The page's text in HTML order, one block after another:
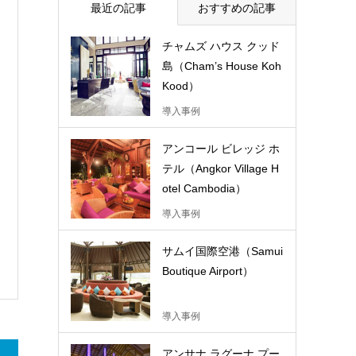
最近の記事 おすすめの記事
チャムズ ハウス クッド
島（Cham’s House Koh
Kood）
導入事例
アンコール ビレッジ ホ
テル（Angkor Village H
otel Cambodia）
導入事例
サムイ国際空港（Samui
Boutique Airport）
導入事例